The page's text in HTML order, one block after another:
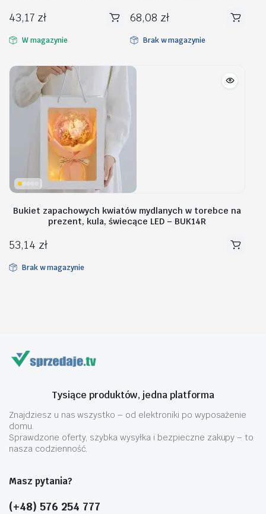
43,17 zł
W magazynie
68,08 zł
Brak w magazynie
Bukiet zapachowych kwiatów mydlanych w torebce na
prezent, kula, świecące LED – BUK14R
53,14 zł
Brak w magazynie
Tysiące produktów, jedna platforma
Znajdziesz u nas wszystko – od elektroniki po wyposażenie
domu.
Sprawdzone oferty, szybka wysyłka i bezpieczne zakupy – to
nasza codzienność.
Masz pytania?
(+48) 576 254 777